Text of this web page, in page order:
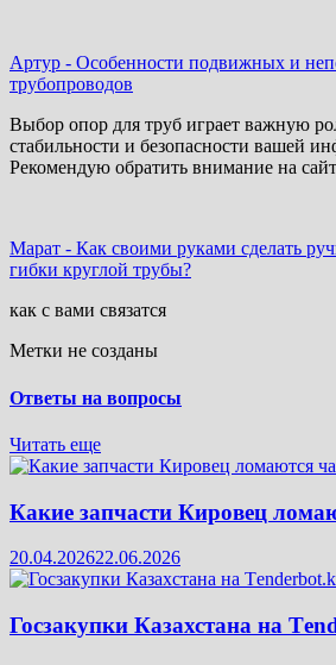
Артур - Особенности подвижных и
трубопроводов
Выбор опор для труб играет важную
стабильности и безопасности вашей
Рекомендую обратить внимание на
Марат - Как своими руками сделать
гибки круглой трубы?
как с вами связатся
Метки не созданы
Ответы на вопросы
Читать еще
Какие запчасти Кировец
20.04.202622.06.2026
Госзакупки Казахстана на